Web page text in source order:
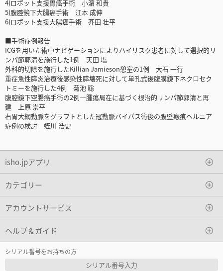
4)ロボット支援胃癌手術 小濵 和貴
5)腹腔鏡下大腸癌手術 江本 成伸
6)ロボット支援大腸癌手術 芥田 壮平
■手術症例報告
ICGを用いた術中ナビゲーションによりハイリスク患者に対して選択的リ
ンパ節郭清を施行した1例 天田 塩
外科的切除を施行したKillian Jamieson憩室の1例 大石 一行
重症急性膵炎治療後感染性膵壊死に対して単孔式後腹膜鏡下ネクロセク
トミーを施行した4例 菊池 聡
腹腔鏡下空腸癌手術の2例―腫瘍局在に基づく根治的リンパ節郭清と再
建 上原 崇平
右胃大網動脈をグラフトとした冠動脈バイパス術後の腹壁瘢痕ヘルニア
症例の検討 蛭川 浩史
isho.jpアプリ
カテゴリー
アカウントサービス
ヘルプ＆ガイド
シリアル番号をお持ちの方
シリアル番号入力